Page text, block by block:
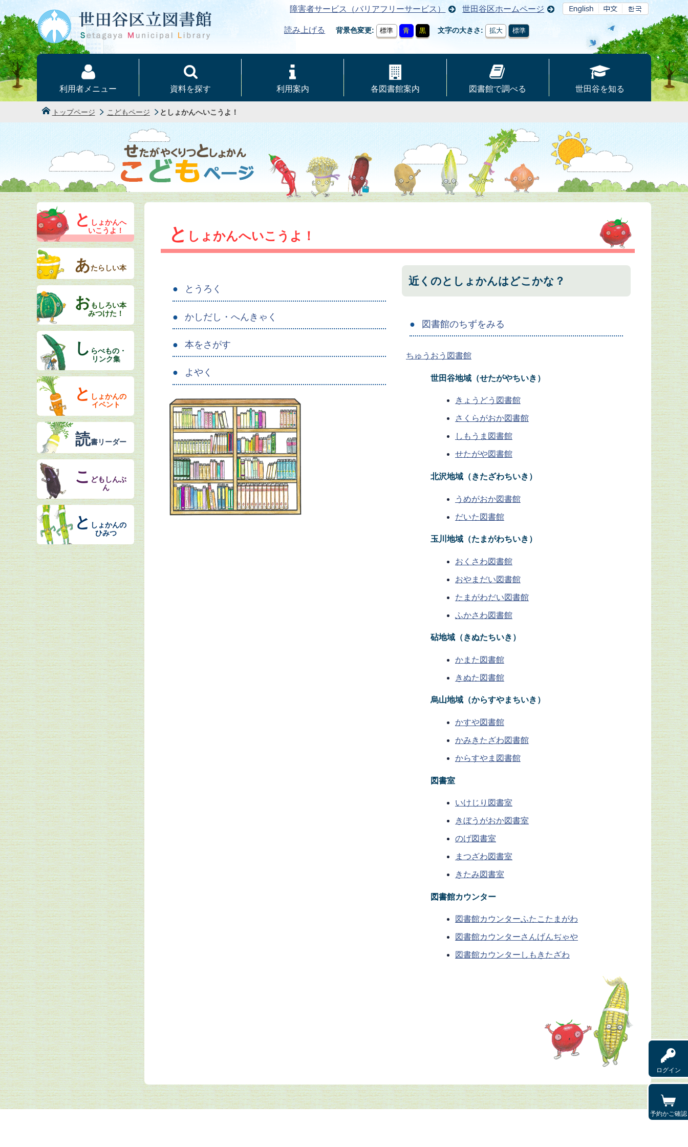
本文へ
障害者サービス（バリアフリーサービス） 世田谷区ホームページ
読み上げる 背景色変更 標準 青 黒 文字の大きさ 拡大 標準
ログイン
予約かご確認
利用者メニュー 資料を探す 利用案内 各図書館案内 図書館で調べる 世田谷を知る
トップページ こどもページ としょかんへいこうよ！
と しょかんへいこうよ！
とうろく
かしだし・へんきゃく
本をさがす
よやく
近くのとしょかんはどこかな？
図書館のちずをみる
ちゅうおう図書館
世田谷地域（せたがやちいき）
きょうどう図書館
さくらがおか図書館
しもうま図書館
せたがや図書館
北沢地域（きたざわちいき）
うめがおか図書館
だいた図書館
玉川地域（たまがわちいき）
おくさわ図書館
おやまだい図書館
たまがわだい図書館
ふかさわ図書館
砧地域（きぬたちいき）
かまた図書館
きぬた図書館
烏山地域（からすやまちいき）
かすや図書館
かみきたざわ図書館
からすやま図書館
図書室
いけじり図書室
きぼうがおか図書室
のげ図書室
まつざわ図書室
きたみ図書室
図書館カウンター
図書館カウンターふたこたまがわ
図書館カウンターさんげんぢゃや
図書館カウンターしもきたざわ
と しょかんへ
いこうよ！
あたらしい本
おもしろい本
みつけた！
し らべもの・
リンク集
と しょかんの
イベント
読書リーダー
こ どもしんぶ
ん
と しょかんの
ひみつ